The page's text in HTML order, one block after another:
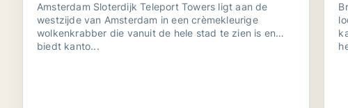
Amsterdam Sloterdijk Teleport Towers ligt aan de
westzijde van Amsterdam in een crèmekleurige
wolkenkrabber die vanuit de hele stad te zien is en
biedt kanto...